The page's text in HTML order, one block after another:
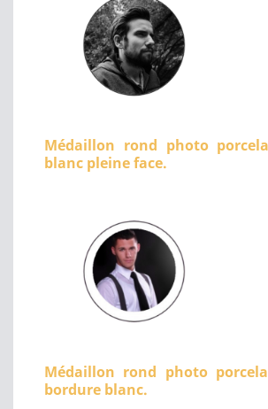
Médaillon rond photo
blanc pleine face.
Médaillon rond photo
bordure blanc.